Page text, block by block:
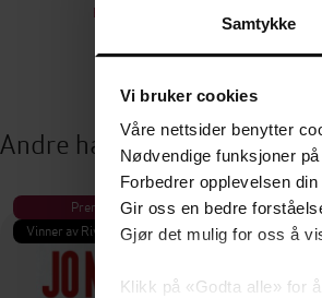
Samtykke
Vi bruker cookies
Våre nettsider benytter
Nødvendige funksjoner
Forbedrer opplevelsen
Gir oss en bedre
Gjør det mulig for oss å
Klikk på «Godta alle» for
EBOK
Andre har også kjøpt
Premium
Vinner av Rivertonprisen
Første